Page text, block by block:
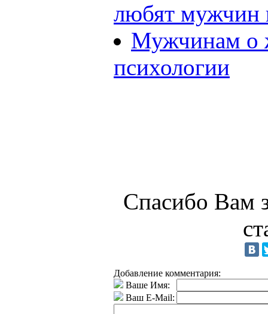
любят мужчин
Мужчинам о
психологии
Спасибо Вам
Добавление комментария:
Ваше Имя:
Ваш E-Mail: